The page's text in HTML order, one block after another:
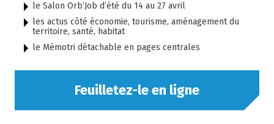
le Salon Orb’Job d’été du 14 au 27 avril
les actus côté économie, tourisme, aménagement du
territoire, santé, habitat
le Mémotri détachable en pages centrales
Feuilletez-le en ligne